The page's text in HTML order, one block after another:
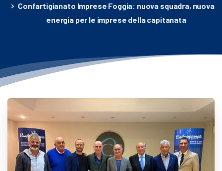
Confartigianato Imprese Foggia: nuova squadra, nuova
energia per le imprese della capitanata